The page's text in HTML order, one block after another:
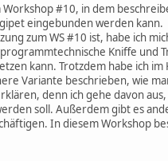
Workshop #10, in dem
eingebunden werden kann.
zum WS #10 ist, habe ich
Kniffe
kann. Trotzdem habe ich
Variante beschrieben, wie
denn ich gehe davon
soll. Außerdem gibt es
In diesem Workshop